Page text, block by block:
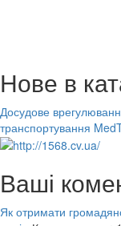
Нове в
Досудове
транспортування
Ваші
Як отримати